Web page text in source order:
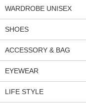
WARDROBE UNISEX
SHOES
ACCESSORY & BAG
EYEWEAR
LIFE STYLE